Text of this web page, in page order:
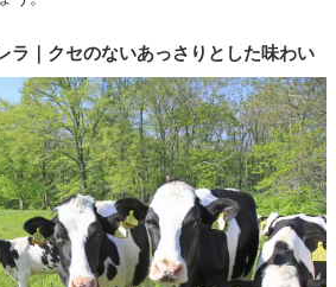
ラ｜クセのないあっさりとした味わい